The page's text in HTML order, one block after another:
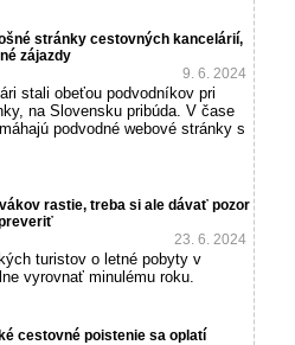
stránky cestovných kancelárií,
zájazdy
9. 6. 2024
stali obeťou podvodníkov pri
na Slovensku pribúda. V čase
podvodné webové stránky s
rastie, treba si ale dávať pozor
23. 6. 2024
turistov o letné pobyty v
vyrovnať minulému roku.
cestovné poistenie sa oplatí